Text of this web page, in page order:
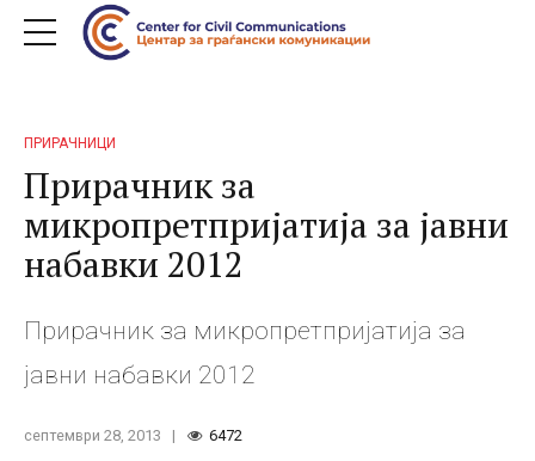
ПРИРАЧНИЦИ
Прирачник за
микропретпријатија за јавни
набавки 2012
Прирачник за микропретпријатија за
јавни набавки 2012
септември 28, 2013 6472